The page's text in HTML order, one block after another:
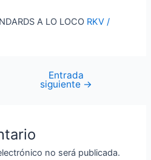
A LO LOCO RKV /
Entrada
siguiente →
no será publicada.